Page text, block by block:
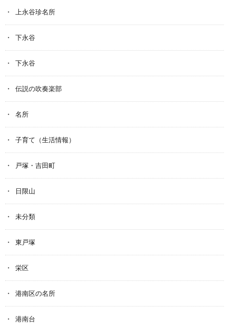
上永谷珍名所
下永谷
下永谷
伝説の吹奏楽部
名所
子育て（生活情報）
戸塚・吉田町
日限山
未分類
東戸塚
栄区
港南区の名所
港南台